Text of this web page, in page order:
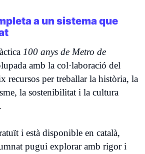
a un sistema que
100 anys de Metro de
amb la col·laboració del
recursos per treballar la història, la
la sostenibilitat i la cultura
i està disponible en català,
pugui explorar amb rigor i